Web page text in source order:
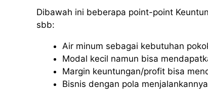
Dibawah ini beberapa point-point
sbb:
Air minum sebagai kebutuhan
Modal kecil namun bisa
Margin keuntungan/profit bisa
Bisnis dengan pola